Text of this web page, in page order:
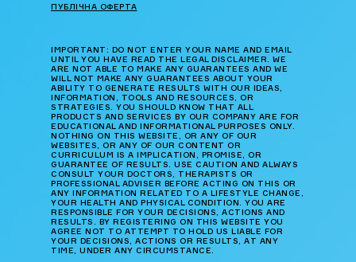
ПУБЛІЧНА ОФЕРТА
IMPORTANT: DO NOT ENTER YOUR NAME AND EMAIL
UNTIL YOU HAVE READ THE LEGAL DISCLAIMER. WE
ARE NOT ABLE TO MAKE ANY GUARANTEES AND WE
WILL NOT MAKE ANY GUARANTEES ABOUT YOUR
ABILITY TO GENERATE RESULTS WITH OUR IDEAS,
INFORMATION, TOOLS AND RESOURCES, OR
STRATEGIES. YOU SHOULD KNOW THAT ALL
PRODUCTS AND SERVICES BY OUR COMPANY ARE FOR
EDUCATIONAL AND INFORMATIONAL PURPOSES ONLY.
NOTHING ON THIS WEBSITE, OR ANY OF OUR
WEBSITES, OR ANY OF OUR CONTENT OR
CURRICULUM IS A IMPLICATION, PROMISE, OR
GUARANTEE OF RESULTS. USE CAUTION AND ALWAYS
CONSULT YOUR DOCTORS, THERAPISTS OR
PROFESSIONAL ADVISER BEFORE ACTING ON THIS OR
ANY INFORMATION RELATED TO A LIFESTYLE CHANGE,
YOUR HEALTH AND PHYSICAL CONDITION. YOU ARE
RESPONSIBLE FOR YOUR DECISIONS, ACTIONS AND
RESULTS. BY REGISTERING ON THIS WEBSITE YOU
AGREE NOT TO ATTEMPT TO HOLD US LIABLE FOR
YOUR DECISIONS, ACTIONS OR RESULTS, AT ANY
TIME, UNDER ANY CIRCUMSTANCE.